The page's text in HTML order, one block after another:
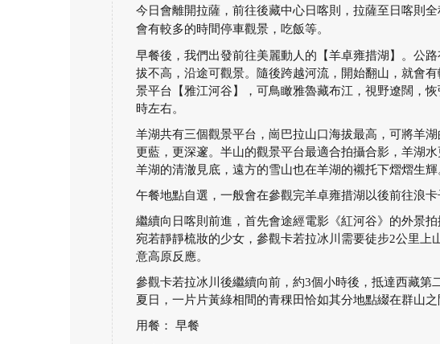
今日會離開拉薩，前往後藏中心日喀則，拉薩至日喀則
會有較多的時間停車觀景，吃飯等。
早餐後，我們出發前往美麗動人的【羊卓雍措湖】。公
拔不高，沿途可觀景。隨後跨越河流，開始翻山，就會
景平台【雅江河谷】，可鳥瞰雅魯藏布江，視野遼闊，
時左右。
羊湖共有三個觀景平台，崗巴拉山口海拔最高，可將羊
更藍，更深邃。半山的觀景平台最適合拍攝合影，羊湖
羊湖的清澈見底，遠方的雪山也在羊湖的襯托下熠熠生輝
午餐地點自選，一般會在參觀完羊卓雍措湖以後前往浪卡
繼續向日喀則前進，首先會途經電影《紅河谷》的外景
宛若靜靜梳妝的少女，參觀卡若拉冰川需要徒步2公里
意高原反應。
參觀卡若拉冰川後繼續向前，約3個小時後，抵達西藏
夏日，一片片黃綠相間的青稞田恰如其分地點綴在群山
用餐： 早餐